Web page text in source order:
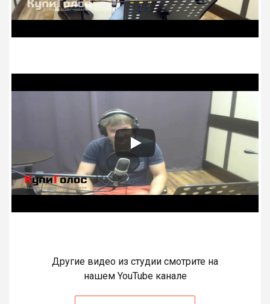
Другие видео из студии смотрите на
нашем YouTube канале